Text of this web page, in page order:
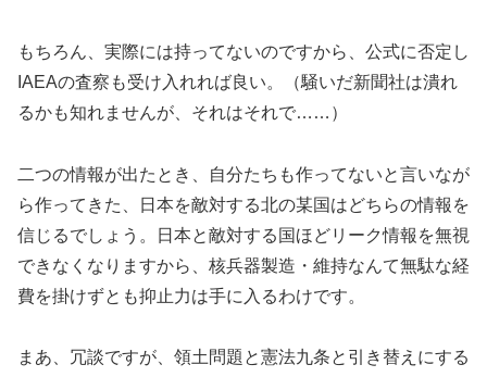
もちろん、実際には持ってないのですから、公式に否定し
IAEAの査察も受け入れれば良い。（騒いだ新聞社は潰れ
るかも知れませんが、それはそれで……）
二つの情報が出たとき、自分たちも作ってないと言いなが
ら作ってきた、日本を敵対する北の某国はどちらの情報を
信じるでしょう。日本と敵対する国ほどリーク情報を無視
できなくなりますから、核兵器製造・維持なんて無駄な経
費を掛けずとも抑止力は手に入るわけです。
まあ、冗談ですが、領土問題と憲法九条と引き替えにする